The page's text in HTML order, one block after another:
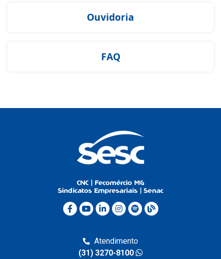
Ouvidoria
FAQ
Atendimento
(31) 3270-8100